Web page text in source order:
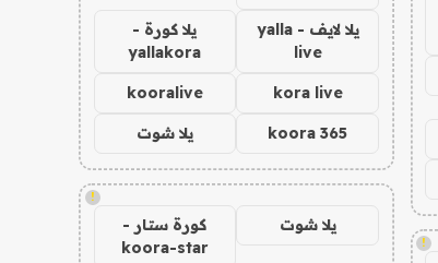
!
يلا لايف - yalla
live
يلا كورة -
yallakora
kora live
kooralive
koora 365 يلا شوت
!
يلا شوت
كورة ستار -
koora-star